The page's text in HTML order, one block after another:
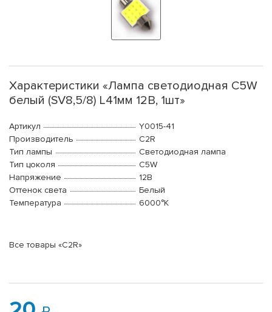
Характеристики «Лампа светодиодная C5W
белый (SV8,5/8) L41мм 12В, 1шт»
Артикул
Y0015-41
Производитель
C2R
Тип лампы
Светодиодная лампа
Тип цоколя
C5W
Напряжение
12В
Оттенок света
Белый
Температура
6000°K
Все товары «C2R»